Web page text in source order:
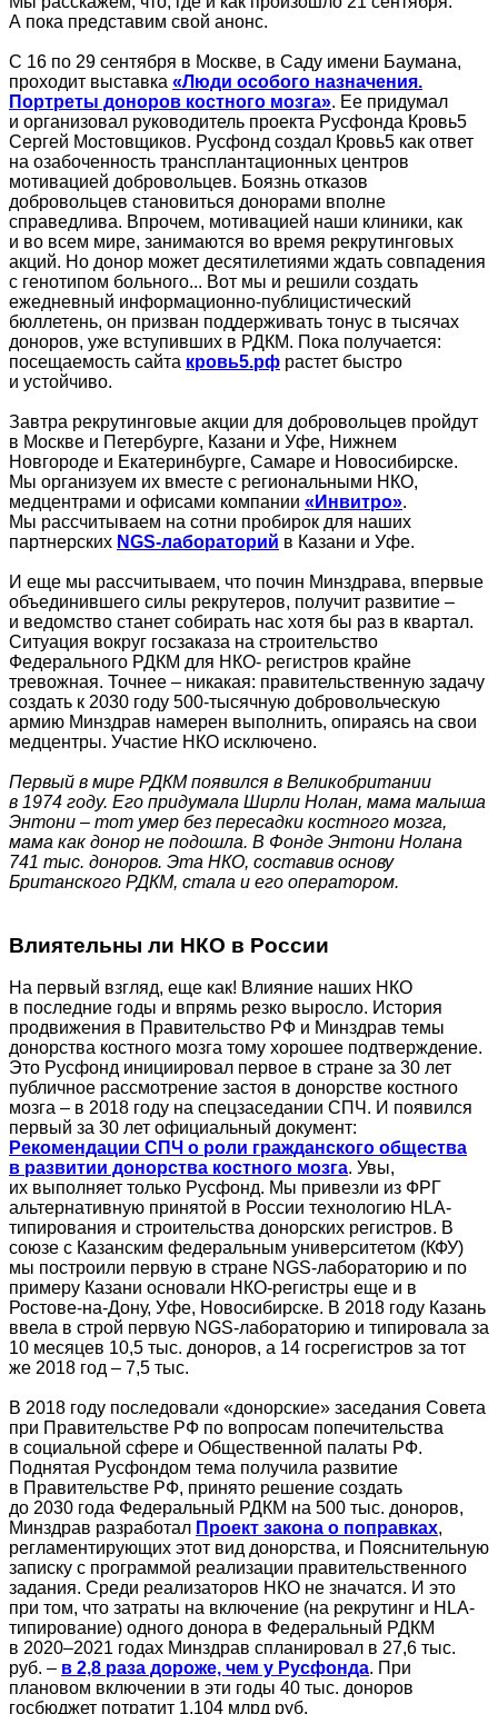
А пока представим свой анонс.
С 16 по 29 сентября в Москве, в Саду имени Баумана,
проходит выставка «Люди особого назначения.
Портреты доноров костного мозга». Ее придумал
и организовал руководитель проекта Русфонда Кровь5
Сергей Мостовщиков. Русфонд создал Кровь5 как ответ
на озабоченность трансплантационных центров
мотивацией добровольцев. Боязнь отказов
добровольцев становиться донорами вполне
справедлива. Впрочем, мотивацией наши клиники, как
и во всем мире, занимаются во время рекрутинговых
акций. Но донор может десятилетиями ждать совпадения
с генотипом больного... Вот мы и решили создать
ежедневный информационно-публицистический
бюллетень, он призван поддерживать тонус в тысячах
доноров, уже вступивших в РДКМ. Пока получается:
посещаемость сайта кровь5.рф растет быстро
и устойчиво.
Завтра рекрутинговые акции для добровольцев пройдут
в Москве и Петербурге, Казани и Уфе, Нижнем
Новгороде и Екатеринбурге, Самаре и Новосибирске.
Мы организуем их вместе с региональными НКО,
медцентрами и офисами компании «Инвитро».
Мы рассчитываем на сотни пробирок для наших
партнерских NGS-лабораторий в Казани и Уфе.
И еще мы рассчитываем, что почин Минздрава, впервые
объединившего силы рекрутеров, получит развитие –
и ведомство станет собирать нас хотя бы раз в квартал.
Ситуация вокруг госзаказа на строительство
Федерального РДКМ для НКО- регистров крайне
тревожная. Точнее – никакая: правительственную задачу
создать к 2030 году 500-тысячную добровольческую
армию Минздрав намерен выполнить, опираясь на свои
медцентры. Участие НКО исключено.
Первый в мире РДКМ появился в Великобритании
в 1974 году. Его придумала Ширли Нолан, мама малыша
Энтони – тот умер без пересадки костного мозга,
мама как донор не подошла. В Фонде Энтони Нолана
741 тыс. доноров. Эта НКО, составив основу
Британского РДКМ, стала и его оператором.
Влиятельны ли НКО в России
На первый взгляд, еще как! Влияние наших НКО
в последние годы и впрямь резко выросло. История
продвижения в Правительство РФ и Минздрав темы
донорства костного мозга тому хорошее подтверждение.
Это Русфонд инициировал первое в стране за 30 лет
публичное рассмотрение застоя в донорстве костного
мозга – в 2018 году на спецзаседании СПЧ. И появился
первый за 30 лет официальный документ:
Рекомендации СПЧ о роли гражданского общества
в развитии донорства костного мозга. Увы,
их выполняет только Русфонд. Мы привезли из ФРГ
альтернативную принятой в России технологию HLA-
типирования и строительства донорских регистров. В
союзе с Казанским федеральным университетом (КФУ)
мы построили первую в стране NGS-лабораторию и по
примеру Казани основали НКО-регистры еще и в
Ростове-на-Дону, Уфе, Новосибирске. В 2018 году Казань
ввела в строй первую NGS-лабораторию и типировала за
10 месяцев 10,5 тыс. доноров, а 14 госрегистров за тот
же 2018 год – 7,5 тыс.
В 2018 году последовали «донорские» заседания Совета
при Правительстве РФ по вопросам попечительства
в социальной сфере и Общественной палаты РФ.
Поднятая Русфондом тема получила развитие
в Правительстве РФ, принято решение создать
до 2030 года Федеральный РДКМ на 500 тыс. доноров,
Минздрав разработал Проект закона о поправках,
регламентирующих этот вид донорства, и Пояснительную
записку с программой реализации правительственного
задания. Среди реализаторов НКО не значатся. И это
при том, что затраты на включение (на рекрутинг и HLA-
типирование) одного донора в Федеральный РДКМ
в 2020–2021 годах Минздрав спланировал в 27,6 тыс.
руб. – в 2,8 раза дороже, чем у Русфонда. При
плановом включении в эти годы 40 тыс. доноров
госбюджет потратит 1,104 млрд руб.